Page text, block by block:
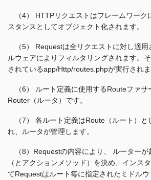
（4） HTTPリクエストはフレームワー
スタンスとしてオブジェクト化されます。
（5） Requestは全リクエストに対し適
ルウェアによりフィルタリングされます。
されているapp/Http/routes.phpが実行されま
（6） ルート定義に使用するRouteファサ
Router（ルータ）です。
（7） 各ルート定義はRoute（ルート）
れ、ルータが管理します。
（8）Requestの内容により、 ルーター
（とアクションメソッド）を決め、インス
てRequestはルート毎に指定されたミドル